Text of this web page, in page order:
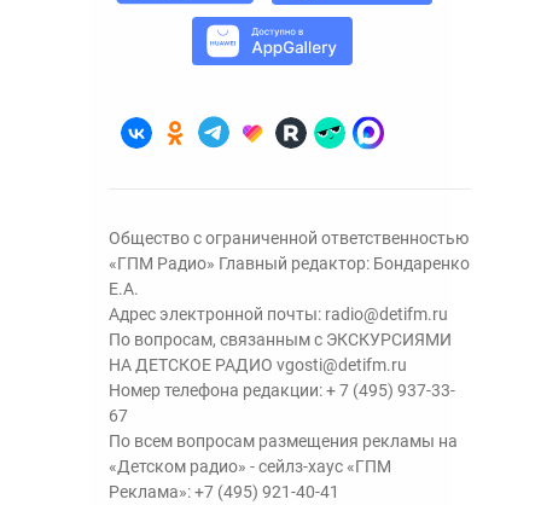
Общество с ограниченной ответственностью
«ГПМ Радио» Главный редактор: Бондаренко
Е.А.
Адрес электронной почты: radio@detifm.ru
По вопросам, связанным с ЭКСКУРСИЯМИ
НА ДЕТСКОЕ РАДИО vgosti@detifm.ru
Номер телефона редакции:+ 7 (495) 937-33-
67
По всем вопросам размещения рекламы на
«Детском радио» - сейлз-хаус «ГПМ
Реклама»:+7 (495) 921-40-41